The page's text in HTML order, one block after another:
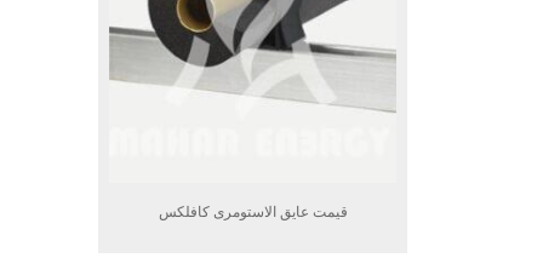
قیمت عایق الاستومری کافلکس